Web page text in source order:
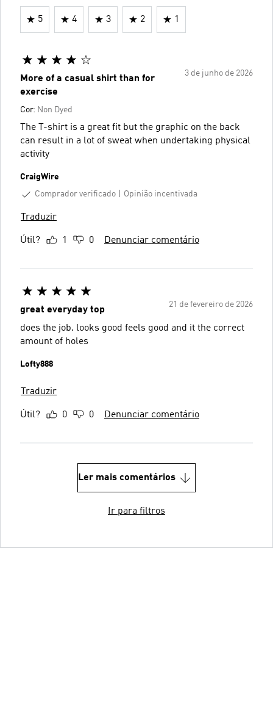
5 4 3 2 1
3 de junho de 2026
More of a casual shirt than for
exercise
Cor: Non Dyed
The T-shirt is a great fit but the graphic on the back
can result in a lot of sweat when undertaking physical
activity
CraigWire
Comprador verificado
Opinião incentivada
Traduzir
Útil? 1 0 Denunciar comentário
21 de fevereiro de 2026
great everyday top
does the job. looks good feels good and it the correct
amount of holes
Lofty888
Traduzir
Útil? 0 0 Denunciar comentário
Ler mais comentários
Ir para filtros